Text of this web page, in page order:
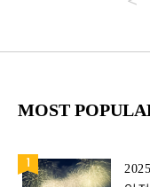
MOST